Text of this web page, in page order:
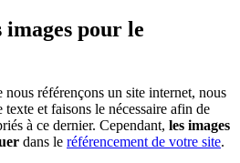
images pour le
référençons un site internet, nous
et faisons le nécessaire afin de
à ce dernier. Cependant, les images
dans le référencement de votre site.